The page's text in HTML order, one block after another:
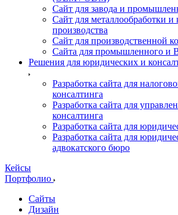
Сайт для завода и
Сайт для металлообработки и
производства
Сайт для производственной
Сайта для промышленного и
Решения для юридических и
Разработка сайта для
консалтинга
Разработка сайта для
консалтинга
Разработка сайта для
Разработка сайта для
адвокатского бюро
Кейсы
Портфолио
Сайты
Дизайн